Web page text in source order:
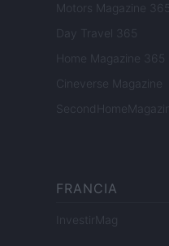
Motors Magazine 365
Day Travel 365
Home Magazine 365
Cineverse Magazine
FRANCIA
InvestirMag